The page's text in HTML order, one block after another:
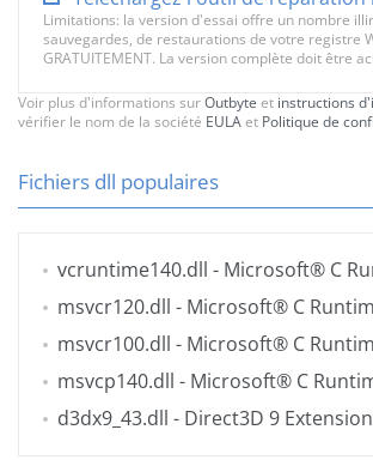
Limitations: la version d'essai offre un nombre
sauvegardes, de restaurations de votre registre
GRATUITEMENT. La version complète doit être
Voir plus d'informations surOutbyte et instructions
vérifier le nom de la société EULAet Politique de
Fichiers dll populaires
vcruntime140.dll - Microsoft® C
msvcr120.dll - Microsoft® C
msvcr100.dll - Microsoft® C
msvcp140.dll - Microsoft® C
d3dx9_43.dll - Direct3D 9